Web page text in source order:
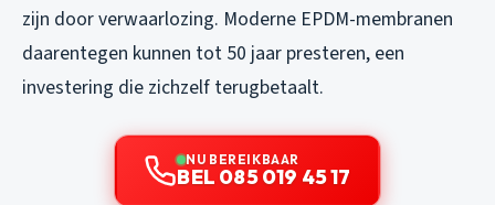
zijn door verwaarlozing. Moderne EPDM-membranen
daarentegen kunnen tot 50 jaar presteren, een
investering die zichzelf terugbetaalt.
NU BEREIKBAAR
BEL 085 019 45 17